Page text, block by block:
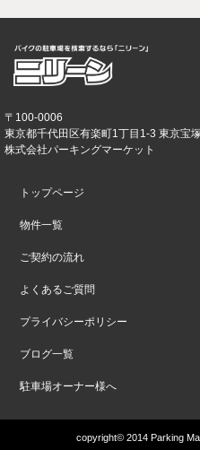
〒100-0006
東京都千代田区有楽町1丁目1-3 東京宝
株式会社パーキングマーケット
トップページ
物件一覧
ご契約の流れ
よくあるご質問
プライバシーポリシー
ブログ一覧
駐車場オーナー様へ
copyright© 2014 Parking